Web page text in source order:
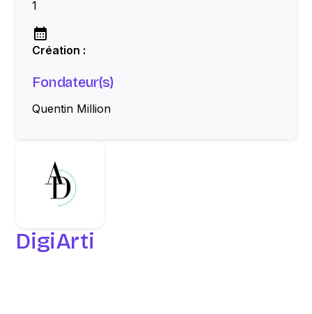
DigiArti
1
Création :
Fondateur(s)
Quentin Million